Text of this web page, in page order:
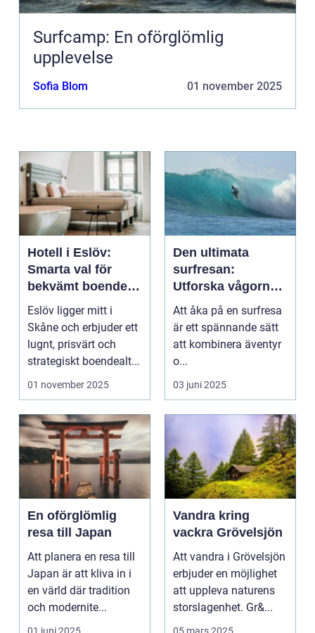
Surfcamp: En oförglömlig
upplevelse
Sofia Blom 01 november 2025
Hotell i Eslöv:
Smarta val för
bekvämt boende i
hjärtat av Skåne
Eslöv ligger mitt i
Skåne och erbjuder ett
lugnt, prisvärt och
strategiskt boendealt...
01 november 2025
Den ultimata
surfresan:
Utforska vågorna
och upptäck
äventyret
Att åka på en surfresa
är ett spännande sätt
att kombinera äventyr
o...
03 juni 2025
En oförglömlig
resa till Japan
Att planera en resa till
Japan är att kliva in i
en värld där tradition
och modernite...
Vandra kring
vackra Grövelsjön
Att vandra i Grövelsjön
erbjuder en möjlighet
att uppleva naturens
storslagenhet. Gr&...